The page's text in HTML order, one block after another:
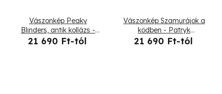
Vászonkép Peaky
Blinders, antik kollázs -
Norrobey
21 690 Ft-tól
Vászonkép Szamurájok a
ködben - Patryk
Andrzejewski
21 690 Ft-tól